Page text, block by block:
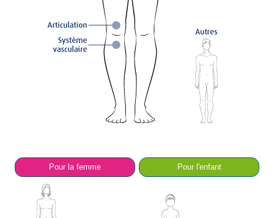
Pour la femme Pour l'enfant